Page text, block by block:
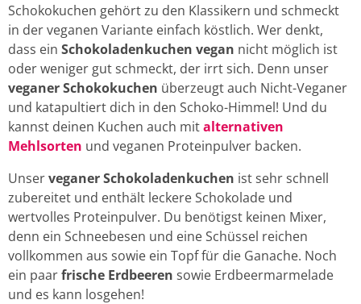
Schokokuchen gehört zu den Klassikern und schmeckt
in der veganen Variante einfach köstlich. Wer denkt,
dass ein Schokoladenkuchen vegan nicht möglich ist
oder weniger gut schmeckt, der irrt sich. Denn unser
veganer Schokokuchen überzeugt auch Nicht-Veganer
und katapultiert dich in den Schoko-Himmel! Und du
kannst deinen Kuchen auch mitalternativen
Mehlsorten und veganen Proteinpulver backen.
Unserveganer Schokoladenkuchen ist sehr schnell
zubereitet und enthält leckere Schokolade und
wertvolles Proteinpulver. Du benötigst keinen Mixer,
denn ein Schneebesen und eine Schüssel reichen
vollkommen aus sowie ein Topf für die Ganache. Noch
ein paarfrische Erdbeeren sowie Erdbeermarmelade
und es kann losgehen!